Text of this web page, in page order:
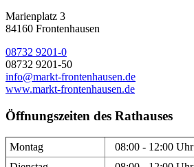
Marienplatz 3
84160 Frontenhausen
08732 9201-0
08732 9201-50
info@markt-frontenhausen.de
www.markt-frontenhausen.de
Öffnungszeiten des Rathauses
Montag 08:00 - 12:00 Uhr